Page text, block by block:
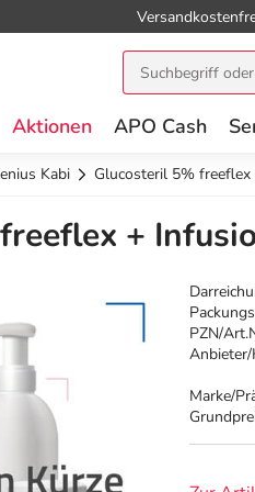
Aktionen APO Cash
Kabi Glucosteril 5%
+
PZN/
Marke/